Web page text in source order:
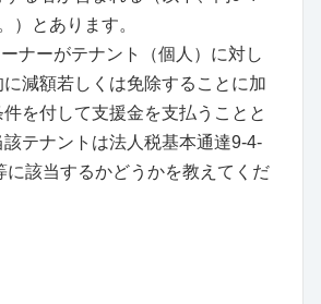
）とあります。
ナーがテナント（個人）に対し
減額若しくは免除することに加
を付して支援金を支払うことと
該テナントは法人税基本通達9-4-
に該当するかどうかを教えてくだ